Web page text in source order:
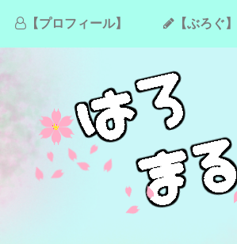
【プロフィール】 【ぶろぐ】